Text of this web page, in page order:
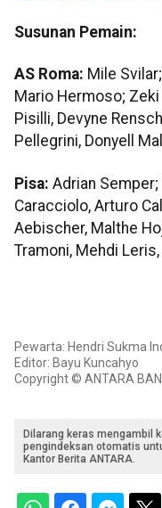
Susunan Pemain:
AS Roma: Mile
Mario Hermoso;
Pisilli, Devyne
Pellegrini, Donyell
Pisa: Adrian
Caracciolo, Arturo
Aebischer, Malthe
Tramoni, Mehdi
Pewarta: Hendri Sukma
Editor: Bayu Kuncahyo
Copyright © ANTARA
Dilarang keras mengambil
pengindeksan otomatis
Kantor Berita ANTARA.